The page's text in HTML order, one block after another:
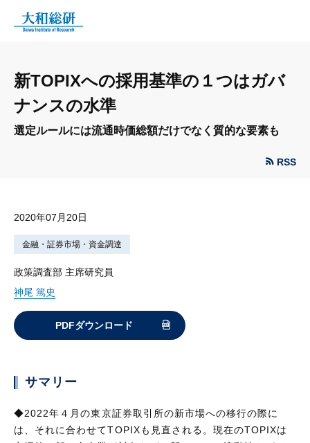
新TOPIXへの採用基準の１つはガバ
ナンスの水準
選定ルールには流通時価総額だけでなく質的な要素も
RSS
2020年07月20日
金融・証券市場・資金調達
政策調査部 主席研究員
神尾 篤史
PDFダウンロード
サマリー
◆2022年４月の東京証券取引所の新市場への移行の際に
は、それに合わせてTOPIXも見直される。現在のTOPIXは